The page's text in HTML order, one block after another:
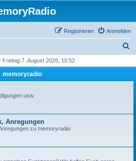
Anmelden
Registrieren
h
Freitag 7. August 2026, 10:52
memoryradio
usw.
Anregungen
zu memoryradio